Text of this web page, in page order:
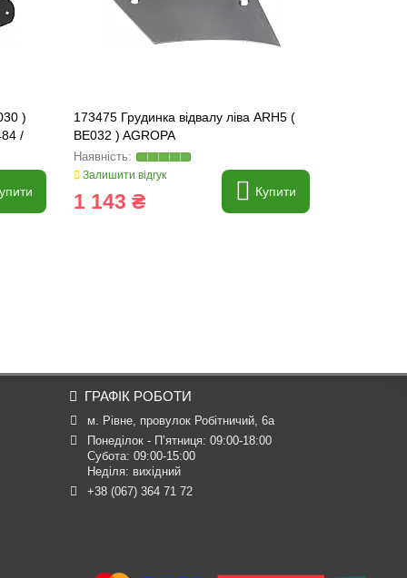
)
/
173475 Грудинка відвалу ліва ARH5 (
BE032 ) AGROPA
Залишити відгук
1 143 ₴ Купити
ГРАФІК РОБОТИ
м. Рівне, провулок Робітничий, 6а
Понеділок - П’ятниця: 09:00-18:00
Субота: 09:00-15:00
Неділя: вихідний
+38 (067) 364 71 72